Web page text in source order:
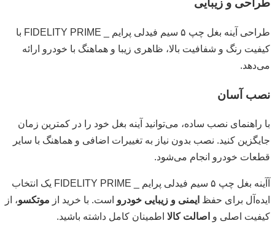
طراحی و زیبایی
طراحی آینه بغل چپ ۵ سیم فیدلی پرایم _ FIDELITY PRIME با
کیفیت رنگ و شفافیت بالا، ظاهری زیبا و هماهنگ با خودرو ارائه
می‌دهد.
نصب آسان
با راهنمای نصب ساده، می‌توانید آینه بغل خود را در کمترین زمان
جایگزین کنید. نصب بدون نیاز به تغییرات اضافی و هماهنگ با سایر
قطعات خودرو انجام می‌شود.
آآینه بغل چپ ۵ سیم فیدلی پرایم _ FIDELITY PRIME یک انتخاب
ایده‌آل برای حفظ ایمنی و زیبایی خودرو است. با خرید از موتکسو، از
کیفیت اصلی و اصالت کالا اطمینان کامل داشته باشید.